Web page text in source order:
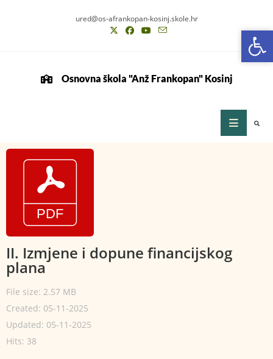
ured@os-afrankopan-kosinj.skole.hr
Osnovna škola "Anž Frankopan" Kosinj
II. Izmjene i dopune financijskog
plana
File size: 2.57 MB
Created: 05-11-2025
Updated: 05-11-2025
Hits: 38